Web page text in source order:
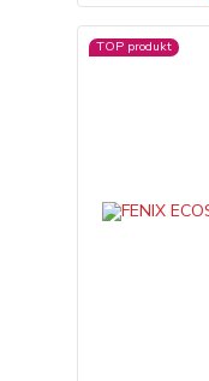
TOP produkt